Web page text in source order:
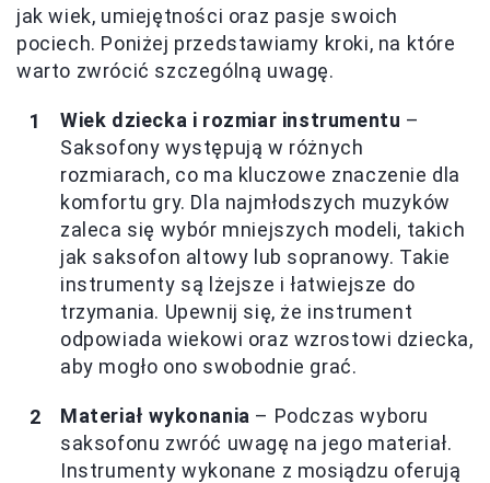
jak wiek, umiejętności oraz pasje swoich
pociech. Poniżej przedstawiamy kroki, na które
warto zwrócić szczególną uwagę.
Wiek dziecka i rozmiar instrumentu –
Saksofony występują w różnych
rozmiarach, co ma kluczowe znaczenie dla
komfortu gry. Dla najmłodszych muzyków
zaleca się wybór mniejszych modeli, takich
jak saksofon altowy lub sopranowy. Takie
instrumenty są lżejsze i łatwiejsze do
trzymania. Upewnij się, że instrument
odpowiada wiekowi oraz wzrostowi dziecka,
aby mogło ono swobodnie grać.
Materiał wykonania – Podczas wyboru
saksofonu zwróć uwagę na jego materiał.
Instrumenty wykonane z mosiądzu oferują